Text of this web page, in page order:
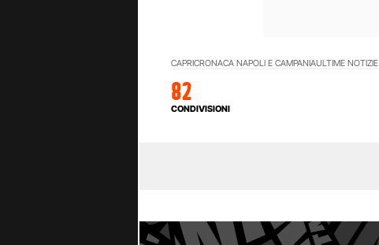
CAPRICRONACA NAPOLI E CAMPANIAULTIME NOTIZIE
82
CONDIVISIONI